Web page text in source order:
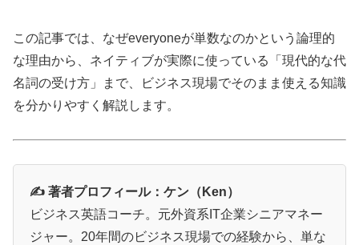
この記事では、なぜeveryoneが単数なのかという論理的
な理由から、ネイティブが実際に使っている「現代的な代
名詞の受け方」まで、ビジネス現場でそのまま使える知識
を分かりやすく解説します。
✍️ 著者プロフィール：ケン（Ken）
ビジネス英語コーチ。元外資系IT企業シニアマネー
ジャー。20年間のビジネス現場での経験から、単な